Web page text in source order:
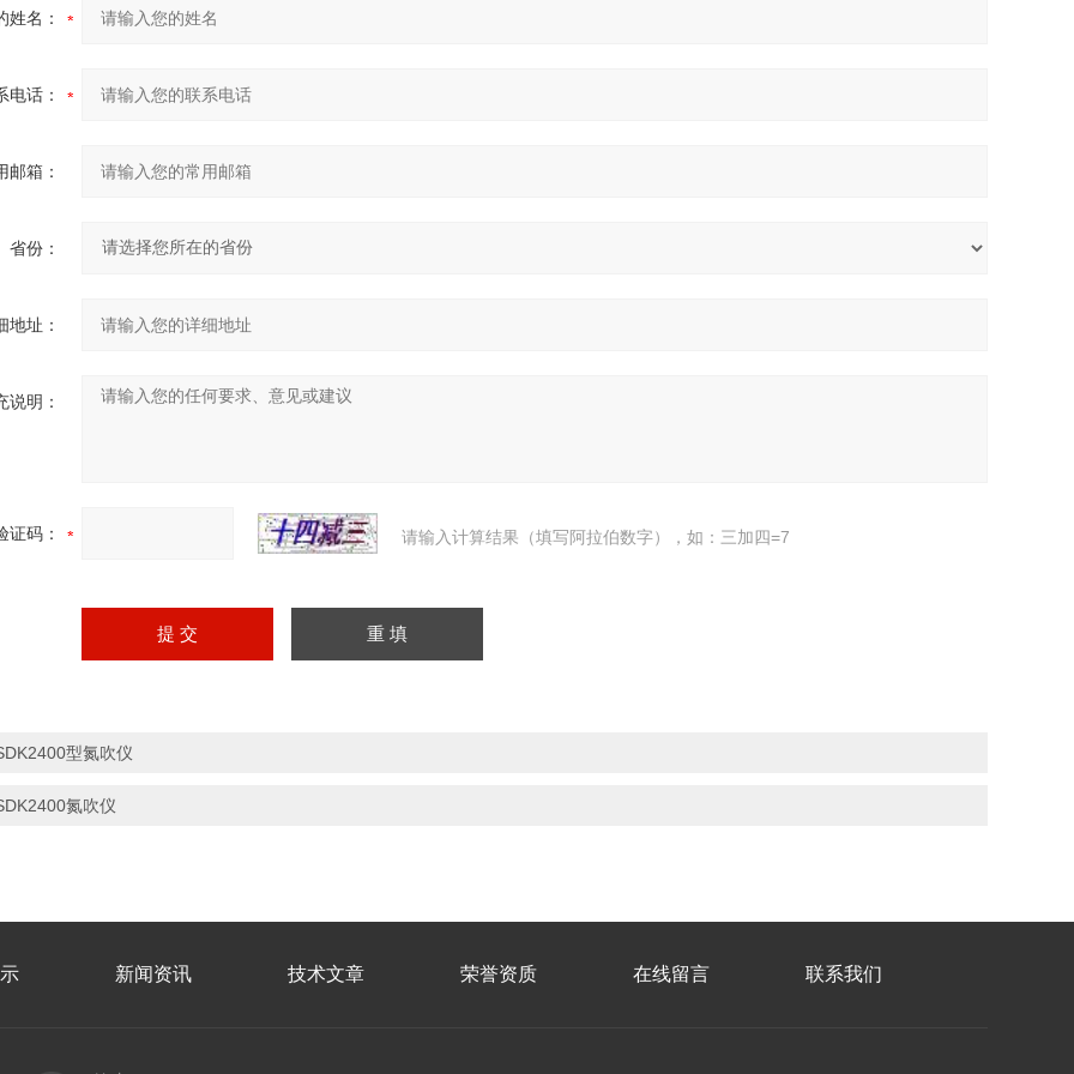
姓名：
电话：
邮箱：
省份：
地址：
说明：
证码： 请输入计算结果（填写阿拉伯数字），如：三加四=7
型氮吹仪
氮吹仪
新闻资讯 技术文章 荣誉资质 在线留言 联系我们